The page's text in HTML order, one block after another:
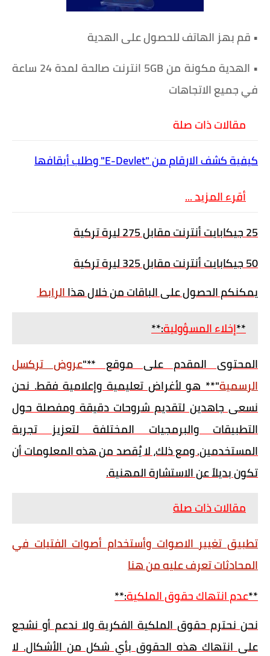
• قم بهز الهاتف للحصول على الهدية
• الهدية مكونة من 5GB انترنت صالحة لمدة 24 ساعة
في جميع الاتجاهات
مقالات ذات صلة
كيفية كشف الارقام من "E-Devlet" وطلب أيقافها
أقرء المزيد ...
25 جيكابايت أنترنت مقابل 275 ليرة تركية
50 جيكابايت أنترنت مقابل 325 ليرة تركية
يمكنكم الحصول على الباقات من خلال هذاالرابط
**إخلاء المسؤولية:**
المحتوى المقدم على موقع **"عروض تركسل
الرسمية"** هو لأغراض تعليمية وإعلامية فقط. نحن
نسعى جاهدين لتقديم شروحات دقيقة ومفصلة حول
التطبيقات والبرمجيات المختلفة لتعزيز تجربة
المستخدمين. ومع ذلك، لا يُقصد من هذه المعلومات أن
تكون بديلاً عن الاستشارة المهنية.
مقالات ذات صلة
تطبيق تغيير الاصوات وأستخدام أصوات الفتيات في
المحادثات تعرف عليه من هنا
**عدم انتهاك حقوق الملكية:**
نحن نحترم حقوق الملكية الفكرية ولا ندعم أو نشجع
على انتهاك هذه الحقوق بأي شكل من الأشكال. لا